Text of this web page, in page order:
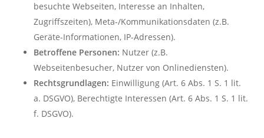
besuchte Webseiten, Interesse an Inhalten,
Zugriffszeiten), Meta-/Kommunikationsdaten (z.B.
Geräte-Informationen, IP-Adressen).
Betroffene Personen: Nutzer (z.B.
Webseitenbesucher, Nutzer von Onlinediensten).
Rechtsgrundlagen: Einwilligung (Art. 6 Abs. 1 S. 1 lit.
a. DSGVO), Berechtigte Interessen (Art. 6 Abs. 1 S. 1 lit.
f. DSGVO).